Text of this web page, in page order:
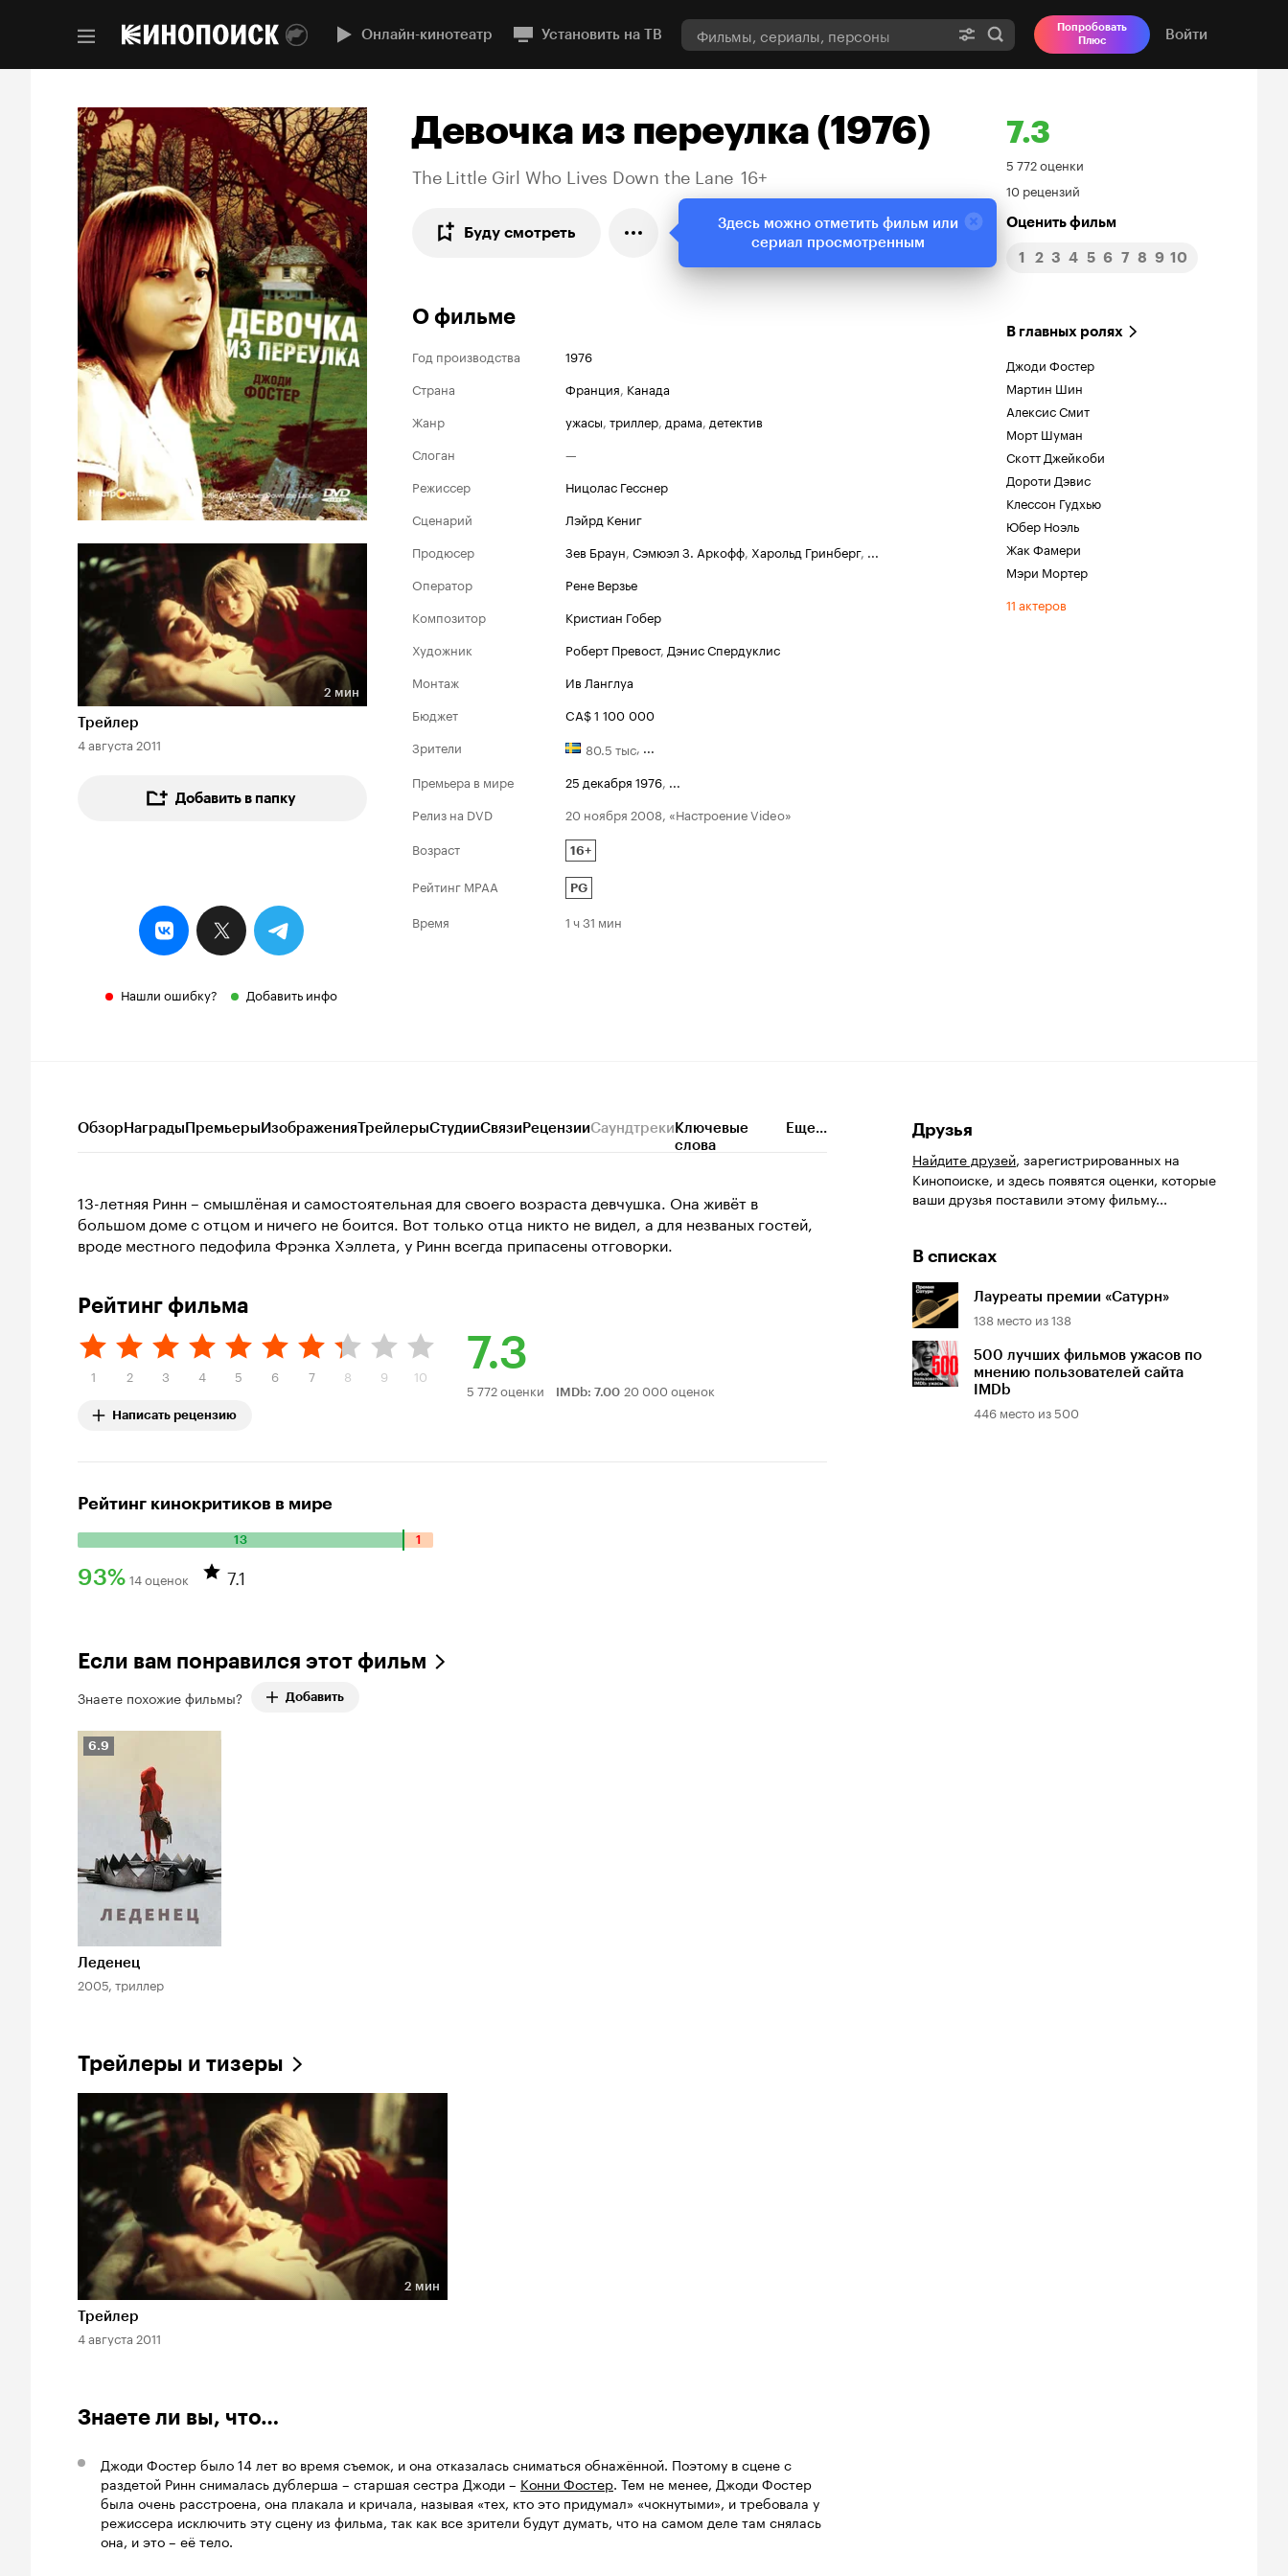
Онлайн-кинотеатр Установить на ТВ
Попробовать
Плюс
Войти
Длительность 2 мин
2 мин
Трейлер
4 августа 2011
Добавить в папку
Нашли ошибку? Добавить инфо
Девочка из переулка (1976)
The Little Girl Who Lives Down the Lane 16+
Буду смотреть
7.3
Рейтинг
Кинопоиска
7.3
5 772 оценки
10 рецензий
Оценить фильм
1 2 3 4 5 6 7 8 9 10
О фильме
Год производства
1976
Страна
Франция, Канада
Жанр
ужасы, триллер, драма, детектив
Слоган
—
Режиссер
Ницолас Гесснер
Сценарий
Лэйрд Кениг
Продюсер
Зев Браун, Сэмюэл З. Аркофф, Харольд Гринберг, ...
Оператор
Рене Верзье
Композитор
Кристиан Гобер
Художник
Роберт Превост, Дэнис Спердуклис
Монтаж
Ив Ланглуа
Бюджет
CA$ 1 100 000
Зрители
80.5 тыс, ...
Премьера в мире
25 декабря 1976
Релиз на DVD
20 ноября 2008, «Настроение Video»
Возраст
16+
Рейтинг MPAA PG
Время 1 ч 31 мин
В главных ролях
Джоди Фостер
Мартин Шин
Алексис Смит
Морт Шуман
Скотт Джейкоби
Дороти Дэвис
Клессон Гудхью
Юбер Ноэль
Жак Фамери
Мэри Мортер
11 актеров
ОбзорНаградыПремьерыИзображенияТрейлерыСтудииСвязиРецензииСаундтрекиКлючевые
слова
Еще...
13-летняя Ринн – смышлёная и самостоятельная для своего возраста девчушка. Она живёт в
большом доме с отцом и ничего не боится. Вот только отца никто не видел, а для незваных гостей,
вроде местного педофила Фрэнка Хэллета, у Ринн всегда припасены отговорки.
Рейтинг фильма
1 2 3 4 5 6 7 8 9 10
Написать рецензию
7.3
Рейтинг
5 772 оценки IMDb: 7.00 20 000 оценок
Рейтинг кинокритиков в мире
13 1
Количество положительных оценок: 13. Количество отрицательных оценок: 1.
93% 14 оценок 7.1
Если вам понравился этот фильм
Знаете похожие фильмы? Добавить
Рейтинг
Кинопоиска
6.9
Леденец
2005, триллер
Трейлеры и тизеры
Длительность 2 мин
2 мин
Трейлер
4 августа 2011
Знаете ли вы, что…
Джоди Фостер было 14 лет во время съемок, и она отказалась сниматься обнажённой. Поэтому в сцене с
раздетой Ринн снималась дублерша – старшая сестра Джоди – Конни Фостер. Тем не менее, Джоди Фостер
была очень расстроена, она плакала и кричала, называя «тех, кто это придумал» «чокнутыми», и требовала у
режиссера исключить эту сцену из фильма, так как все зрители будут думать, что на самом деле там снялась
она, и это – её тело.
Друзья
Найдите друзей, зарегистрированных на
Кинопоиске, и здесь появятся оценки, которые
ваши друзья поставили этому фильму...
В списках
Лауреаты премии «Сатурн»
138 место из138
500 лучших фильмов ужасов по
мнению пользователей сайта
IMDb
446 место из 500
Здесь можно отметить фильм или
сериал просмотренным